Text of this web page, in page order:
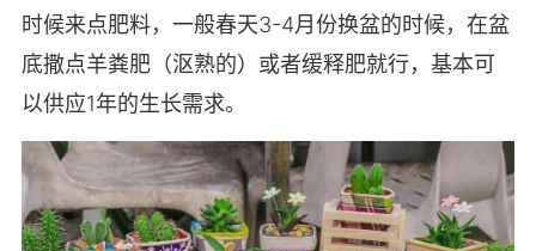
时候来点肥料，一般春天3-4月份换盆的时候，在盆
底撒点羊粪肥（沤熟的）或者缓释肥就行，基本可
以供应1年的生长需求。